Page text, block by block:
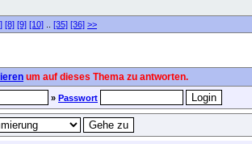
[8] [9] [10] [35] [36] >>
um auf dieses Thema zu antworten.
» Passwort